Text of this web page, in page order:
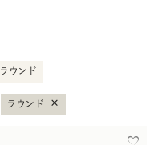
ラウンド
ラウンド ×